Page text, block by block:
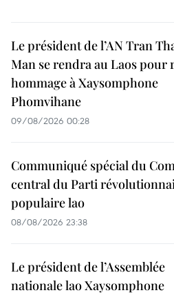
Le président de l’AN Tran
Man se rendra au Laos pour
hommage à Xaysomphone
Phomvihane
09/08/2026 00:28
Communiqué spécial du
central du Parti
populaire lao
08/08/2026 23:38
Le président de l’Assemblée
nationale lao Xaysomphone